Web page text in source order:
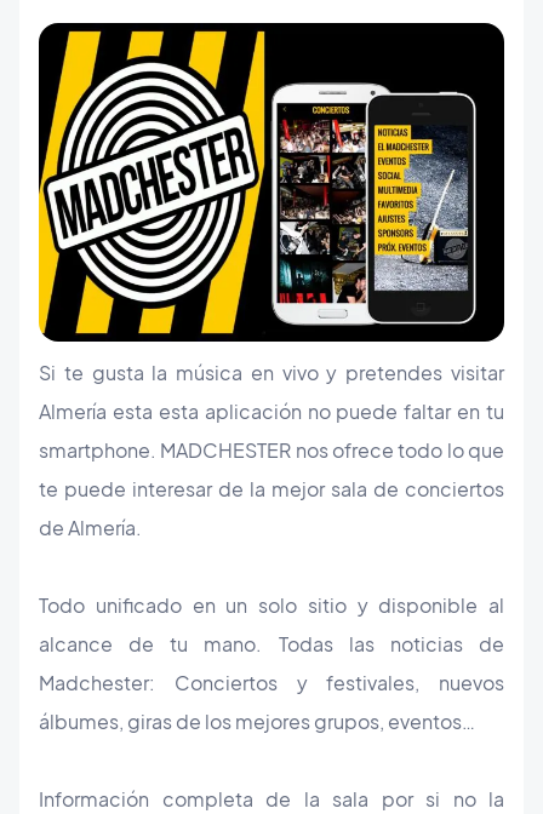
Si te gusta la música en vivo y pretendes visitar
Almería esta esta aplicación no puede faltar en tu
smartphone. MADCHESTER nos ofrece todo lo que
te puede interesar de la mejor sala de conciertos
de Almería.
Todo unificado en un solo sitio y disponible al
alcance de tu mano. Todas las noticias de
Madchester: Conciertos y festivales, nuevos
álbumes, giras de los mejores grupos, eventos…
Información completa de la sala por si no la